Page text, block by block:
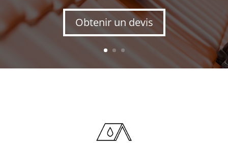
Obtenir un devis